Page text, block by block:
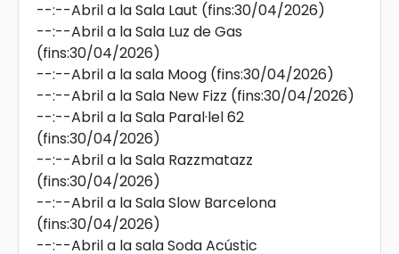
--:--Abril a la Sala Laut (fins:30/04/2026)
--:--Abril a la Sala Luz de Gas
(fins:30/04/2026)
--:--Abril a la sala Moog (fins:30/04/2026)
--:--Abril a la Sala New Fizz (fins:30/04/2026)
--:--Abril a la Sala Paral·lel 62
(fins:30/04/2026)
--:--Abril a la Sala Razzmatazz
(fins:30/04/2026)
--:--Abril a la Sala Slow Barcelona
(fins:30/04/2026)
--:--Abril a la sala Soda Acústic